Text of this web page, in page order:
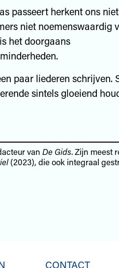
passeert herkent ons
niet noemenswaardig
het doorgaans
paar liederen schrijven.
sintels gloeiend
van De Gids. Zijn meest
(2023), die ook integraal
CONTACT